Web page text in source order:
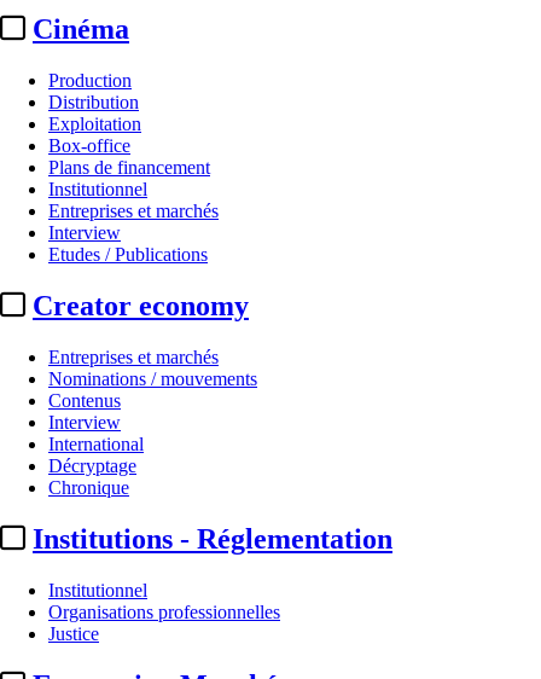
Cinéma
Production
Distribution
Exploitation
Box-office
Plans de financement
Institutionnel
Entreprises et marchés
Interview
Etudes / Publications
Creator economy
Entreprises et marchés
Nominations / mouvements
Contenus
Interview
International
Décryptage
Chronique
Institutions - Réglementation
Institutionnel
Organisations professionnelles
Justice